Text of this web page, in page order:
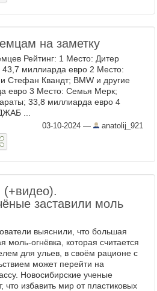
на заметку
Рейтинг: 1 Место: Дитер
миллиарда евро 2 Место:
Стефан Квандт; BMW и другие
евро 3 Место: Семья Мерк;
33,8 миллиарда евро 4
...
03-10-2024 — anatolij_921
(+видео).
заставили моль
выяснили, что большая
моль-огнёвка, которая считается
для ульев, в своём рационе с
может перейти на
Новосибирские ученые
что избавить мир от пластиковых